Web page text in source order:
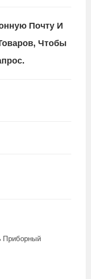
Почту И
Чтобы
Приборный